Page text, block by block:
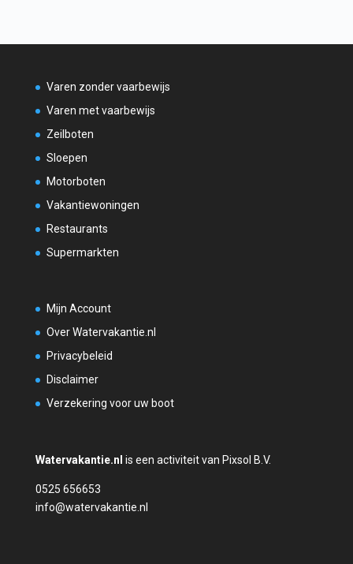
Varen zonder vaarbewijs
Varen met vaarbewijs
Zeilboten
Sloepen
Motorboten
Vakantiewoningen
Restaurants
Supermarkten
Mijn Account
Over Watervakantie.nl
Privacybeleid
Disclaimer
Verzekering voor uw boot
Watervakantie.nl is een activiteit van Pixsol B.V.
0525 656653
info@watervakantie.nl